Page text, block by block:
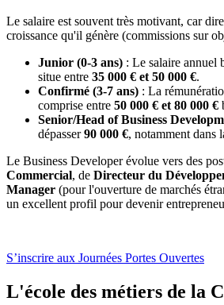
Le salaire est souvent très motivant, car
croissance qu'il génère (commissions sur
Junior (0-3 ans) : Le salaire annuel
situe entre 35 000 € et 50 000 €.
Confirmé (3-7 ans) : La
comprise entre 50 000 € et 80 000 €
Senior/Head of Business
dépasser90 000 €, notamment dans
Le Business Developer évolue vers des
Commercial, de Directeur du
Manager (pour l'ouverture de marchés
un excellent profil pour devenir
S’inscrire aux Journées Portes Ouvertes
L'école des métiers de la